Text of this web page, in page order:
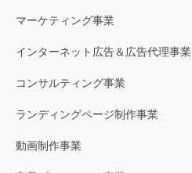
マーケティング事業
インターネット広告＆広告代理事業
コンサルティング事業
ランディングページ制作事業
動画制作事業